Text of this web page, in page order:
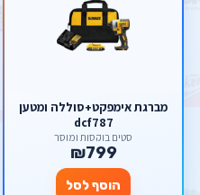
מברגת אימפקט+סוללה ומטען
dcf787
סטים בוקסות ומוסך
₪799
הוסף לסל